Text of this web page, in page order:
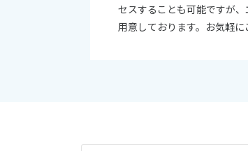
セスすることも可能ですが
用意しております。お気軽に